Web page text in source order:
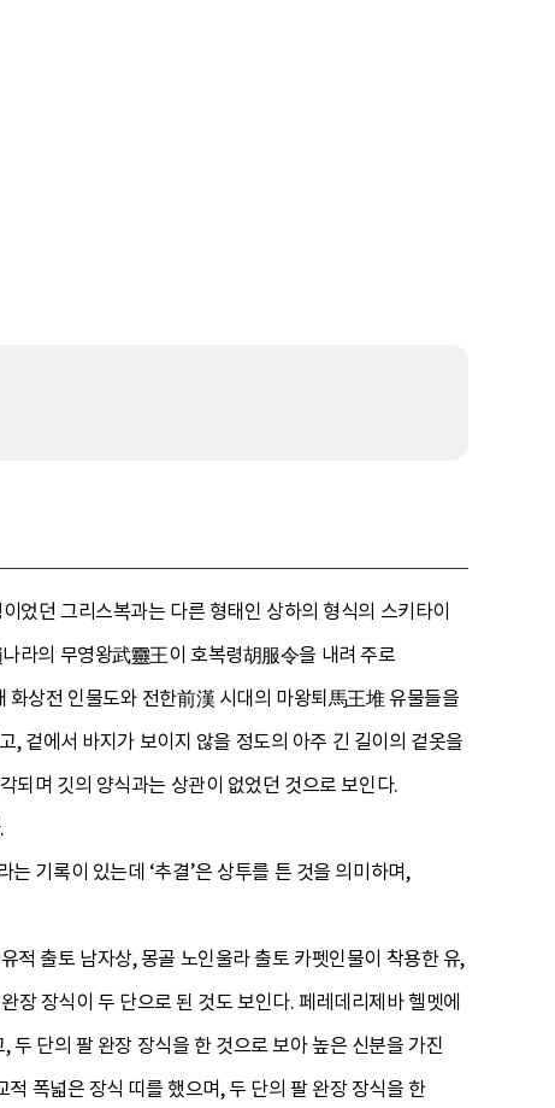
었던 그리스복과는 다른 형태인 상하의 형식의 스키타이
라의 무영왕武靈王이 호복령胡服令을 내려 주로
화상전 인물도와 전한前漢 시대의 마왕퇴馬王堆 유물들을
겉에서 바지가 보이지 않을 정도의 아주 긴 길이의 겉옷을
되며 깃의 양식과는 상관이 없었던 것으로 보인다.
기록이 있는데 ‘추결’은 상투를 튼 것을 의미하며,
적 출토 남자상, 몽골 노인울라 출토 카펫인물이 착용한 유,
장 장식이 두 단으로 된 것도 보인다. 페레데리제바 헬멧에
단의 팔 완장 장식을 한 것으로 보아 높은 신분을 가진
폭넓은 장식 띠를 했으며, 두 단의 팔 완장 장식을 한